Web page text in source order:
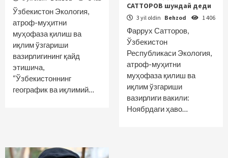
Ўзбекистон Экология,
атроф-муҳитни
муҳофаза қилиш ва
иқлим ўзгариши
вазирлигининг қайд
этишича,
“Ўзбекистоннинг
географик ва иқлимий…
САТТОРОВ шундай деди
3 yil oldin Behzod 1 406
Фаррух Сатторов,
Ўзбекистон
Республикаси Экология,
атроф-муҳитни
муҳофаза қилиш ва
иқлим ўзгариши
вазирлиги вакили:
Ноябрдаги ҳаво…